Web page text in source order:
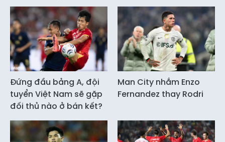
Đứng đầu bảng A, đội
tuyển Việt Nam sẽ gặp
đối thủ nào ở bán kết?
Man City nhắm Enzo
Fernandez thay Rodri